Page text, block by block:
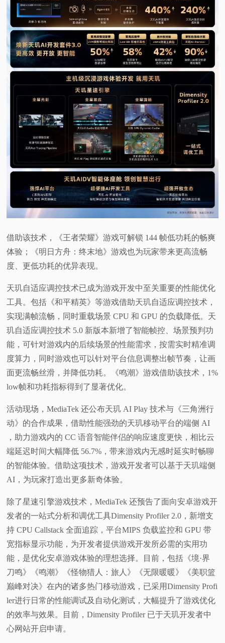
借助该技术，《王者荣耀》游戏可解锁 144 帧低功耗的畅爽
体验；《明日方舟：终末地》游戏也为玩家带来更高流畅
度、更低功耗的优异表现。
天玑自适应调控技术已成为游戏开发中至关重要的性能优化
工具。包括《和平精英》等游戏借助天玑自适应调控技术，
实现满帧流畅，同时重载场景 CPU 和 GPU 的负载降低。天
玑自适应调控技术 5.0 新版本新增了智能帧控、场景预判功
能，可针对游戏内的后续场景的性能需求，按需实时精准调
度算力，同时游戏也可以针对平台信息调整出帧节奏，让画
面更流畅丝滑，并降低功耗。《鸣潮》游戏借助该技术，1%
low帧和功耗指标得到了显著优化。
活动现场，MediaTek 还公布天玑 AI Play 技术与《三角洲行
动》的合作成果，借助性能强劲的天玑移动平台的端侧 AI
，助力游戏内的 CC 语音智能伴侣的响应速度更快，相比云
端延迟时间大幅降低 56.7%，带来游戏内无感时延实时畅聊
的智能体验。借助这项技术，游戏开发者可以基于天玑端侧
AI，为玩家打造出更多新奇体验。
除了星速引擎游戏技术，MediaTek 还预告了面向安卓游戏开
发者的一站式分析和调优工具Dimensity Profiler 2.0，新增支
持 CPU Callstack 全面追踪，平台MIPS 负载监控和 GPU 带
宽指标显示功能，为开发者提供游戏开发所必需的实用功
能，是优化安卓游戏体验的理想选择。目前，包括《境·界
刀鸣》《鸣潮》《怪物猎人：旅人》《无限暖暖》《美职篮
巅峰对决》在内的诸多热门移动游戏，已采用Dimensity Profi
ler进行日常的性能调试及自动化测试，大幅提升了游戏优化
的效率与效果。目前，Dimensity Profiler 已于天玑开发者中
心网站开启申请。